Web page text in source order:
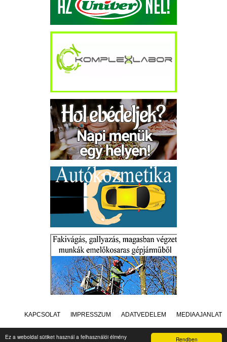
Rendben
Ez a weboldal sütiket használ a felhasználói élmény
KAPCSOLAT IMPRESSZUM ADATVÉDELEM MÉDIAAJÁNLAT